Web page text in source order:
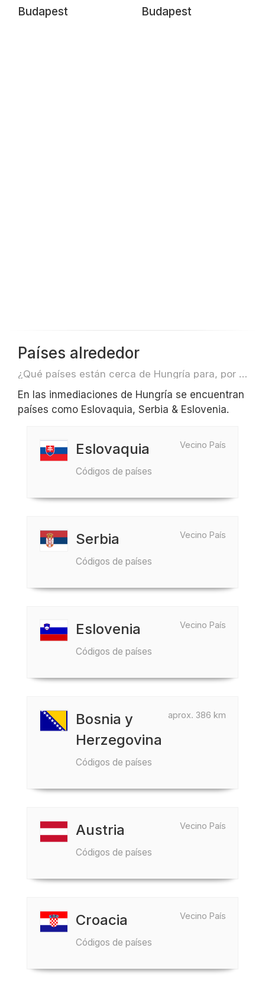
Budapest Budapest
Países alrededor
¿Qué países están cerca de Hungría para, por ejemplo, viajar o volar?
En las inmediaciones de Hungría se encuentran
países como Eslovaquia, Serbia & Eslovenia.
Vecino País
Eslovaquia
Códigos de países
Vecino País
Serbia
Códigos de países
Vecino País
Eslovenia
Códigos de países
aprox. 386 km
Bosnia y
Herzegovina
Códigos de países
Vecino País
Austria
Códigos de países
Vecino País
Croacia
Códigos de países